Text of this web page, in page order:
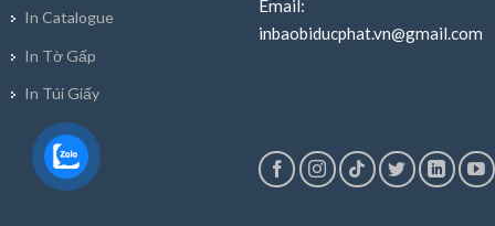
In Catalogue
In Tờ Gấp
In Túi Giấy
Email:
inbaobiducphat.vn@gmail.com